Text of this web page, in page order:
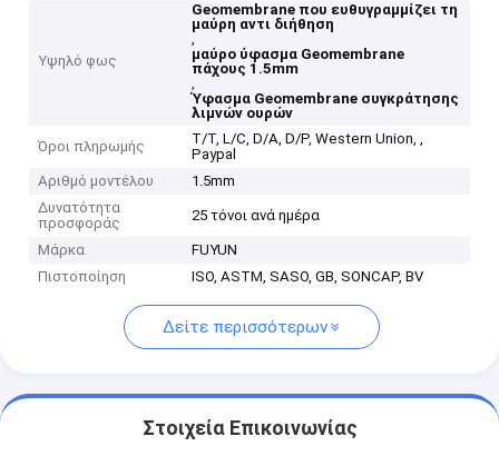
Υψηλό φως
Geomembrane που ευθυγραμμίζει τη
μαύρη αντι διήθηση
,
μαύρο ύφασμα Geomembrane
πάχους 1.5mm
,
Ύφασμα Geomembrane συγκράτησης
λιμνών ουρών
Όροι πληρωμής
T/T, L/C, D/A, D/P, Western Union, ,
Paypal
Αριθμό μοντέλου
1.5mm
Δυνατότητα
προσφοράς
25 τόνοι ανά ημέρα
Μάρκα
FUYUN
Πιστοποίηση
ISO, ASTM, SASO, GB, SONCAP, BV
Δείτε περισσότερων
Στοιχεία Επικοινωνίας